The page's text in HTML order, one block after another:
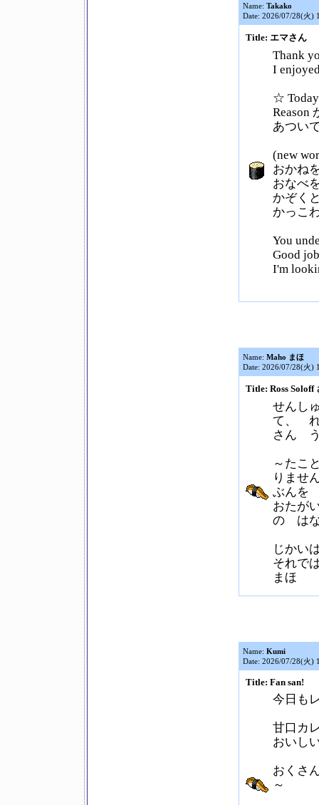
Name: Takako
Date: 2026/07/28(火)
Title: エマさん
Thank
I
☆
Reason
あつい
(new
おかね
おなべ
かぞく
かっこ
You
Good
I'm
Name: Maho まほ
Date: 2026/07/28(火)
Title: Ross Soloff
せんし
て、
さん
～たこ
りませ
ぶんを
おたが
の は
じかい
それで
まほ
Name: Kumi
Date: 2026/07/28(火)
Title: Fan san!
今日も
甘口カ
おいし
おくさ
～